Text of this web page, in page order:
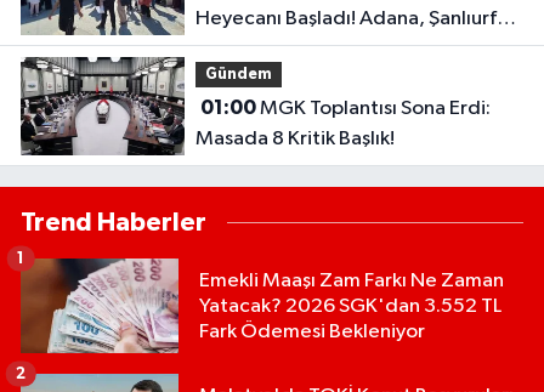
Heyecanı Başladı! Adana, Şanlıurfa
ve Gaziantep Lise Taban Puanları..
Gündem
01:00MGK Toplantısı Sona Erdi:
Masada 8 Kritik Başlık!
Trend Haberler
Emekli Maaşı Zam Farkı Ne Zaman
Yatacak? 2026 SGK'dan 3.552 TL
Fark Ödemesi Bekleniyor
1
2